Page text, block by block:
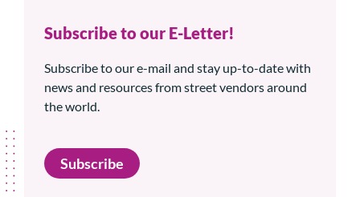
Subscribe to our E-Letter!
Subscribe to our e-mail and stay up-to-date with
news and resources from street vendors around
the world.
Subscribe